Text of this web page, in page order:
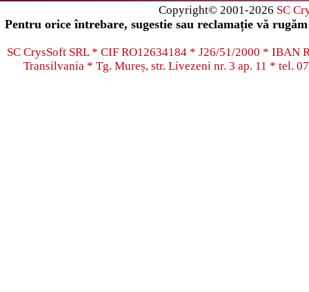
Copyright© 2001-2026 SC
Pentru orice întrebare, sugestie sau reclamație vă
SC CrysSoft SRL * CIF RO12634184 * J26/51/2000 * IBAN
Transilvania * Tg. Mureș, str. Livezeni nr. 3 ap. 11 * tel.